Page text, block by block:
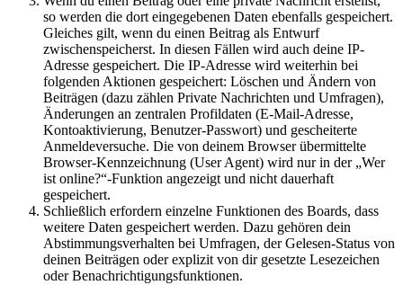
so werden die dort eingegebenen Daten ebenfalls gespeichert.
Gleiches gilt, wenn du einen Beitrag als Entwurf
zwischenspeicherst. In diesen Fällen wird auch deine IP-
Adresse gespeichert. Die IP-Adresse wird weiterhin bei
folgenden Aktionen gespeichert: Löschen und Ändern von
Beiträgen (dazu zählen Private Nachrichten und Umfragen),
Änderungen an zentralen Profildaten (E-Mail-Adresse,
Kontoaktivierung, Benutzer-Passwort) und gescheiterte
Anmeldeversuche. Die von deinem Browser übermittelte
Browser-Kennzeichnung (User Agent) wird nur in der „Wer
ist online?“-Funktion angezeigt und nicht dauerhaft
gespeichert.
Schließlich erfordern einzelne Funktionen des Boards, dass
weitere Daten gespeichert werden. Dazu gehören dein
Abstimmungsverhalten bei Umfragen, der Gelesen-Status von
deinen Beiträgen oder explizit von dir gesetzte Lesezeichen
oder Benachrichtigungsfunktionen.